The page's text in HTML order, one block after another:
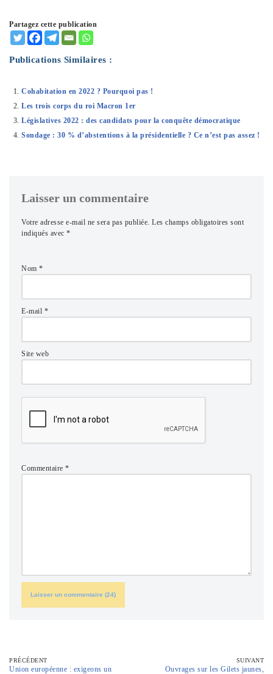
Partagez cette publication
Publications Similaires :
Cohabitation en 2022 ? Pourquoi pas !
Les trois corps du roi Macron 1er
Législatives 2022 : des candidats pour la conquête démocratique
Sondage : 30 % d’abstentions à la présidentielle ? Ce n’est pas assez !
Laisser un commentaire
Votre adresse e-mail ne sera pas publiée. Les champs obligatoires sont
indiqués avec *
Nom *
E-mail *
Site web
Commentaire *
PRÉCÉDENT
Union européenne : exigeons un
SUIVANT
Ouvrages sur les Gilets jaunes,